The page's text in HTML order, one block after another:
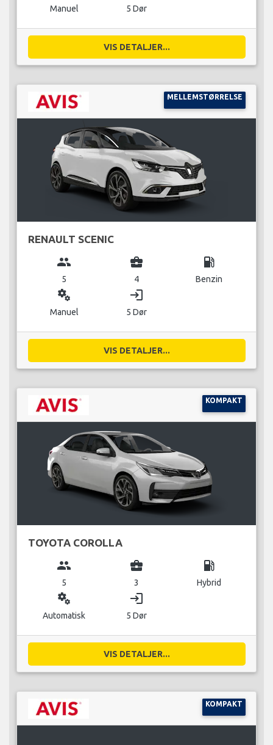
Manuel 5 Dør
VIS DETALJER...
MELLEMSTØRRELSE
RENAULT SCENIC
group
5
business_center
4
local_gas_station
Benzin
miscellaneous_services
Manuel
login
5 Dør
VIS DETALJER...
KOMPAKT
TOYOTA COROLLA
group
5
business_center
3
local_gas_station
Hybrid
miscellaneous_services
Automatisk
login
5 Dør
VIS DETALJER...
KOMPAKT